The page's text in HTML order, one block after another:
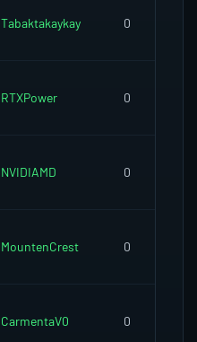
Tabaktakaykay 0
RTXPower 0
NVIDIAMD 0
MountenCrest 0
CarmentaV0 0